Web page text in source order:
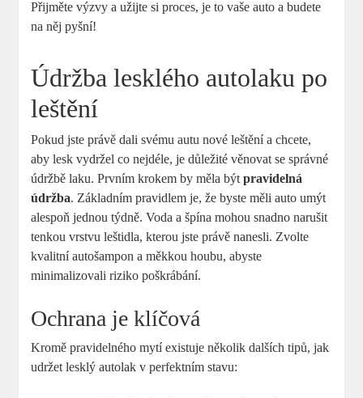
Přijměte výzvy a užijte si proces, je to vaše auto a budete
na něj pyšní!
Údržba lesklého autolaku po
leštění
Pokud jste právě dali svému autu nové leštění a chcete,
aby lesk vydržel co nejdéle, je důležité věnovat se správné
údržbě laku. Prvním krokem by měla býtpravidelná
údržba. Základním pravidlem je, že byste měli auto umýt
alespoň jednou týdně. Voda a špína mohou snadno narušit
tenkou vrstvu leštidla, kterou jste právě nanesli. Zvolte
kvalitní autošampon a měkkou houbu, abyste
minimalizovali riziko poškrábání.
Ochrana je klíčová
Kromě pravidelného mytí existuje několik dalších tipů, jak
udržet lesklý autolak v perfektním stavu: